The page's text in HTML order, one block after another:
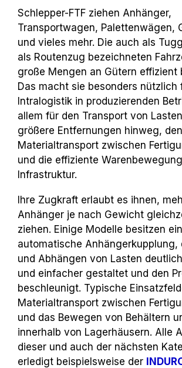
Schlepper-FTF ziehen Anhänger,
Transportwagen, Palettenwägen,
und vieles mehr. Die auch als
als Routenzug bezeichneten
große Mengen an Gütern effizient
Das macht sie besonders nützlich
Intralogistik in produzierenden
allem für den Transport von
größere Entfernungen hinweg, den
Materialtransport zwischen
und die effiziente
Infrastruktur.
Ihre Zugkraft erlaubt es ihnen,
Anhänger je nach Gewicht
ziehen. Einige Modelle besitzen
automatische Anhängerkupplung,
und Abhängen von Lasten
und einfacher gestaltet und den
beschleunigt. Typische
Materialtransport zwischen
und das Bewegen von Behältern
innerhalb von Lagerhäusern. Alle
dieser und auch der nächsten
erledigt beispielsweise der